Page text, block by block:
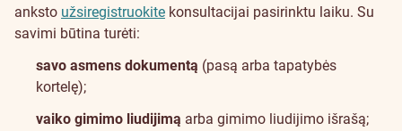
anksto užsiregistruokite konsultacijai pasirinktu laiku. Su
savimi būtina turėti:
savo asmens dokumentą (pasą arba tapatybės
kortelę);
vaiko gimimo liudijimą arba gimimo liudijimo išrašą;